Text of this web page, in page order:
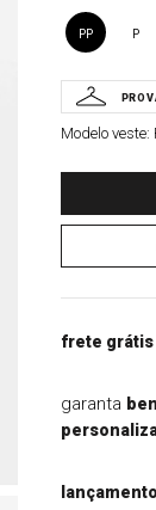
PP P
Modelo veste:
frete grátis
garanta
lançamento